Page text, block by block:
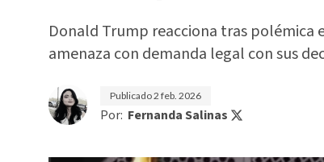
Donald Trump reacciona tras polémica
amenaza con demanda legal con sus
Publicado2 feb. 2026
Por: Fernanda Salinas